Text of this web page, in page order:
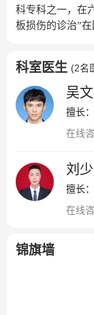
科专科之一，在
板损伤的诊治”
科室医生 (2名
吴
在线咨
刘
在线咨
锦旗墙